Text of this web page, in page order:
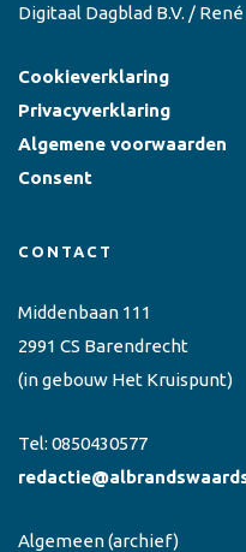
Digitaal Dagblad B.V. /
Cookieverklaring
Privacyverklaring
Algemene voorwaarden
Consent
CONTACT
Middenbaan 111
2991 CS Barendrecht
(in gebouw Het Kruispunt)
Tel: 0850430577
Algemeen(archief)